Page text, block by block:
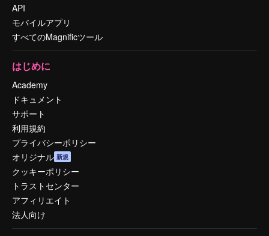
API
モバイルアプリ
すべてのMagnificツール
はじめに
Academy
ドキュメント
サポート
利用規約
プライバシーポリシー
オリジナル 新規
クッキーポリシー
トラストセンター
アフィリエイト
法人向け